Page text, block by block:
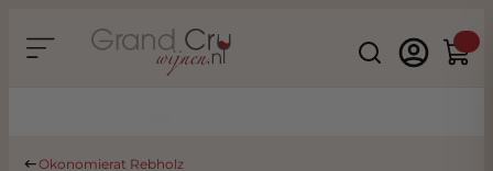
Search
Okonomierat Rebholz